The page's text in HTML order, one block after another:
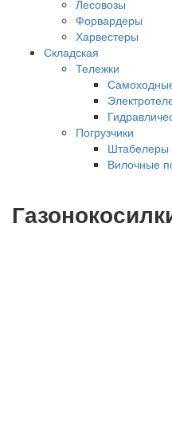
Лесовозы
Форвардеры
Харвестеры
Складская
Тележки
Погрузчики
Штабелеры
Вилочные